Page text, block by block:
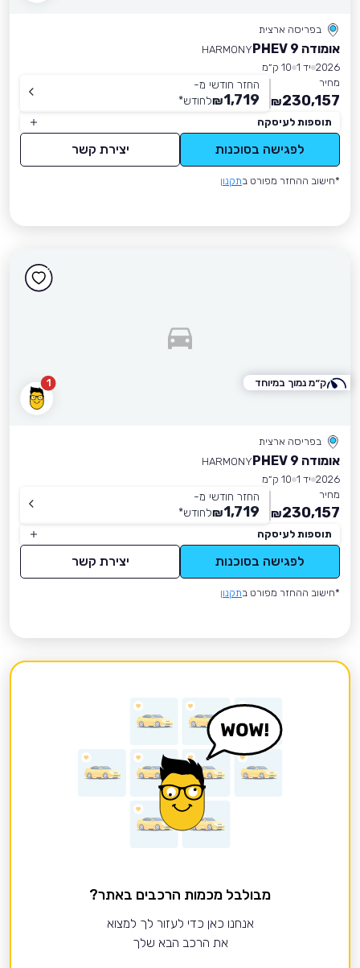
בפריסה ארצית
אומודה 9 PHEV
HARMONY
2026 יד 1
10 ק״מ
מחיר
230,157
₪
החזר חודשי מ-
1,719
₪לחודש*
תוספות לעיסקה
לפגישה בסוכנות יצירת קשר
*חישוב ההחזר מפורט בתקנון
1
בפריסה ארצית
אומודה 9 PHEV
HARMONY
2026 יד 1
10 ק״מ
מחיר
230,157
₪
החזר חודשי מ-
1,719
₪לחודש*
תוספות לעיסקה
לפגישה בסוכנות יצירת קשר
*חישוב ההחזר מפורט בתקנון
ק״מ נמוך במיוחד
מבולבל מכמות הרכבים באתר?
אנחנו כאן כדי לעזור לך למצוא
את הרכב הבא שלך